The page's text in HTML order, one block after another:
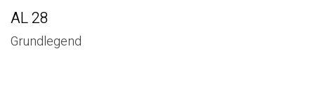
AL 28
Grundlegend